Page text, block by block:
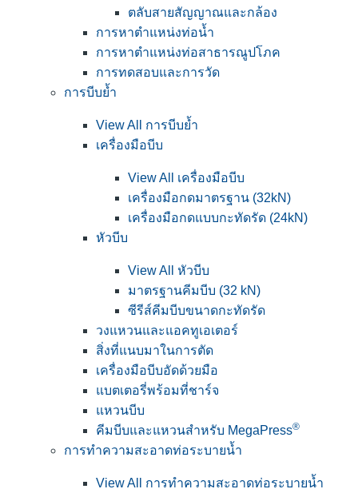
ตลับสายสัญญาณและกล้อง
การหาตำแหน่งท่อน้ำ
การหาตำแหน่งท่อสาธารณูปโภค
การทดสอบและการวัด
การบีบย้ำ
View All การบีบย้ำ
เครื่องมือบีบ
View All เครื่องมือบีบ
เครื่องมือกดมาตรฐาน (32kN)
เครื่องมือกดแบบกะทัดรัด (24kN)
หัวบีบ
View All หัวบีบ
มาตรฐานคีมบีบ (32 kN)
ซีรีส์คีมบีบขนาดกะทัดรัด
วงแหวนและแอคทูเอเตอร์
สิ่งที่แนบมาในการตัด
เครื่องมือบีบอัดด้วยมือ
แบตเตอรี่พร้อมที่ชาร์จ
แหวนบีบ
คีมบีบและแหวนสำหรับ MegaPress®
การทำความสะอาดท่อระบายน้ำ
View All การทำความสะอาดท่อระบายน้ำ